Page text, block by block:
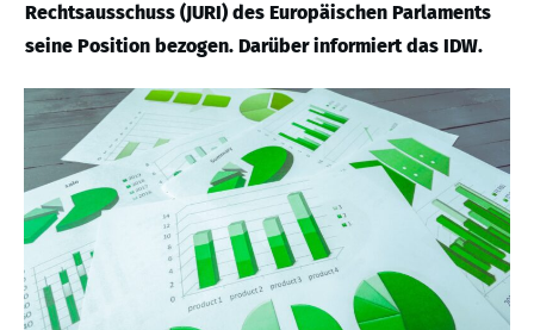
Rechtsausschuss (JURI) des Europäischen Parlaments
seine Position bezogen. Darüber informiert das IDW.